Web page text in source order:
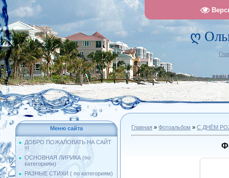
ღ
Меню сайта
ДОБРО ПОЖАЛОВАТЬ НА САЙТ
!!!
ОСНОВНАЯ ЛИРИКА (по
категориям)
РАЗНЫЕ СТИХИ ( по категориям)
Главная » Фотоальбом » С ДНЁМ